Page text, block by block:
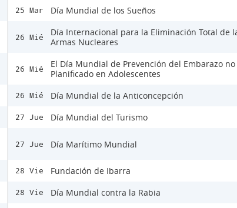
25 Mar Día Mundial de los Sueños
26 Mié
Día Internacional para la Eliminación Total de
Armas Nucleares
26 Mié
El Día Mundial de Prevención del Embarazo no
Planificado en Adolescentes
26 Mié Día Mundial de la Anticoncepción
27 Jue Día Mundial del Turismo
27 Jue Día Marítimo Mundial
28 Vie Fundación de Ibarra
28 Vie Día Mundial contra la Rabia